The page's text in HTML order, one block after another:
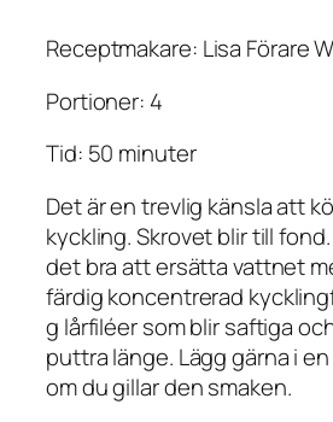
Receptmakare: Lisa Förare
Portioner: 4
Tid: 50 minuter
Det är en trevlig känsla att
kyckling. Skrovet blir till
det bra att ersätta vattnet
färdig koncentrerad
g lårfiléer som blir saftiga
puttra länge. Lägg gärna i
om du gillar den smaken.